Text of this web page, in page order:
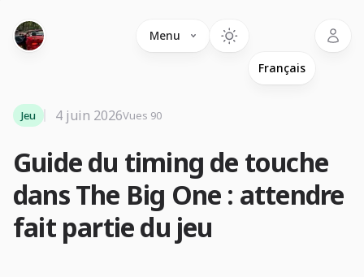
Menu
Guide du timing de touche
dans The Big One : attendre
fait partie du jeu
Jeu 4 juin 2026Vues 90